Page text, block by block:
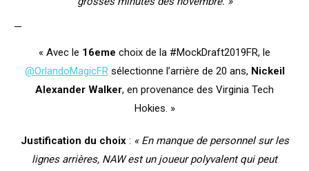
—
« Avec le 16eme choix de la #MockDraft2019FR, le
@OrlandoMagicFRsélectionne l’arrière de 20 ans, Nickeil
Alexander Walker, en provenance des Virginia Tech
Hokies. »
Justification du choix: « En manque de personnel sur les
lignes arrières, NAW est un joueur polyvalent qui peut